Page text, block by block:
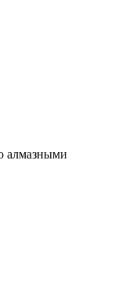
алмазными